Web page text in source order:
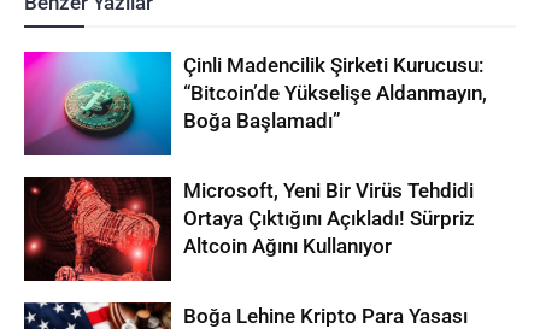
Çinli Madencilik Şirketi Kurucusu:
“Bitcoin’de Yükselişe Aldanmayın,
Boğa Başlamadı”
Microsoft, Yeni Bir Virüs Tehdidi
Ortaya Çıktığını Açıkladı! Sürpriz
Altcoin Ağını Kullanıyor
Boğa Lehine Kripto Para Yasası